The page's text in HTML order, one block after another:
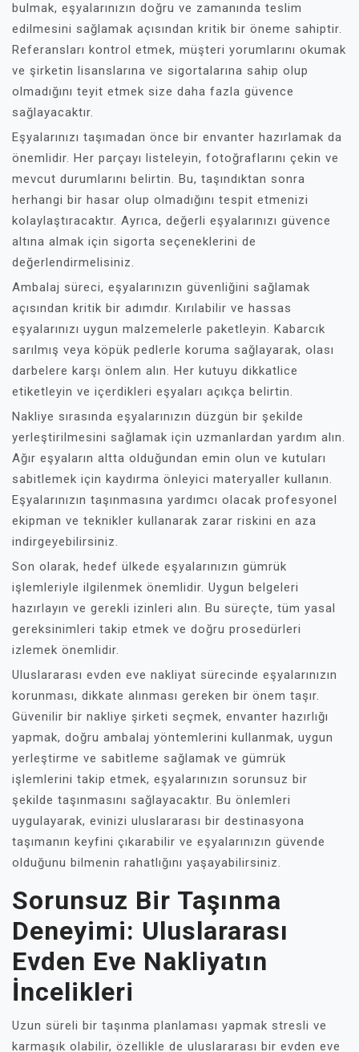
bulmak, eşyalarınızın doğru ve zamanında teslim
edilmesini sağlamak açısından kritik bir öneme sahiptir.
Referansları kontrol etmek, müşteri yorumlarını okumak
ve şirketin lisanslarına ve sigortalarına sahip olup
olmadığını teyit etmek size daha fazla güvence
sağlayacaktır.
Eşyalarınızı taşımadan önce bir envanter hazırlamak da
önemlidir. Her parçayı listeleyin, fotoğraflarını çekin ve
mevcut durumlarını belirtin. Bu, taşındıktan sonra
herhangi bir hasar olup olmadığını tespit etmenizi
kolaylaştıracaktır. Ayrıca, değerli eşyalarınızı güvence
altına almak için sigorta seçeneklerini de
değerlendirmelisiniz.
Ambalaj süreci, eşyalarınızın güvenliğini sağlamak
açısından kritik bir adımdır. Kırılabilir ve hassas
eşyalarınızı uygun malzemelerle paketleyin. Kabarcık
sarılmış veya köpük pedlerle koruma sağlayarak, olası
darbelere karşı önlem alın. Her kutuyu dikkatlice
etiketleyin ve içerdikleri eşyaları açıkça belirtin.
Nakliye sırasında eşyalarınızın düzgün bir şekilde
yerleştirilmesini sağlamak için uzmanlardan yardım alın.
Ağır eşyaların altta olduğundan emin olun ve kutuları
sabitlemek için kaydırma önleyici materyaller kullanın.
Eşyalarınızın taşınmasına yardımcı olacak profesyonel
ekipman ve teknikler kullanarak zarar riskini en aza
indirgeyebilirsiniz.
Son olarak, hedef ülkede eşyalarınızın gümrük
işlemleriyle ilgilenmek önemlidir. Uygun belgeleri
hazırlayın ve gerekli izinleri alın. Bu süreçte, tüm yasal
gereksinimleri takip etmek ve doğru prosedürleri
izlemek önemlidir.
Uluslararası evden eve nakliyat sürecinde eşyalarınızın
korunması, dikkate alınması gereken bir önem taşır.
Güvenilir bir nakliye şirketi seçmek, envanter hazırlığı
yapmak, doğru ambalaj yöntemlerini kullanmak, uygun
yerleştirme ve sabitleme sağlamak ve gümrük
işlemlerini takip etmek, eşyalarınızın sorunsuz bir
şekilde taşınmasını sağlayacaktır. Bu önlemleri
uygulayarak, evinizi uluslararası bir destinasyona
taşımanın keyfini çıkarabilir ve eşyalarınızın güvende
olduğunu bilmenin rahatlığını yaşayabilirsiniz.
Sorunsuz Bir Taşınma
Deneyimi: Uluslararası
Evden Eve Nakliyatın
İncelikleri
Uzun süreli bir taşınma planlaması yapmak stresli ve
karmaşık olabilir, özellikle de uluslararası bir evden eve